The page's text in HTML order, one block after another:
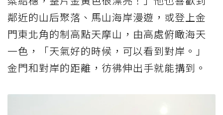
鄰近的山后聚落、馬山海岸漫遊，或登上金
門東北角的制高點天摩山，由高處俯瞰海天
一色，「天氣好的時候，可以看到對岸。」
金門和對岸的距離，彷彿伸出手就能搆到。